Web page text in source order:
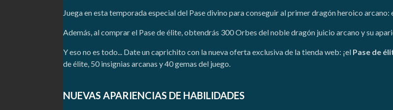
Juega en esta temporada especial del Pase divino para conseguir al primer dragón heroico
Además, al comprar el Pase de élite, obtendrás 300 Orbes del noble dragón juicio arcano y su
Y eso no es todo... Date un caprichito con la nueva oferta exclusiva de la tienda web: ¡el Pase de
de élite, 50 insignias arcanas y 40 gemas del juego.
NUEVAS APARIENCIAS DE HABILIDADES